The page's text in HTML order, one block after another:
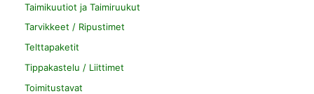
Taimikuutiot ja Taimiruukut
Tarvikkeet / Ripustimet
Telttapaketit
Tippakastelu / Liittimet
Toimitustavat